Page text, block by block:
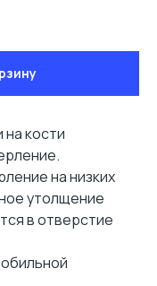
кости
на низких
утолщение
в отверстие